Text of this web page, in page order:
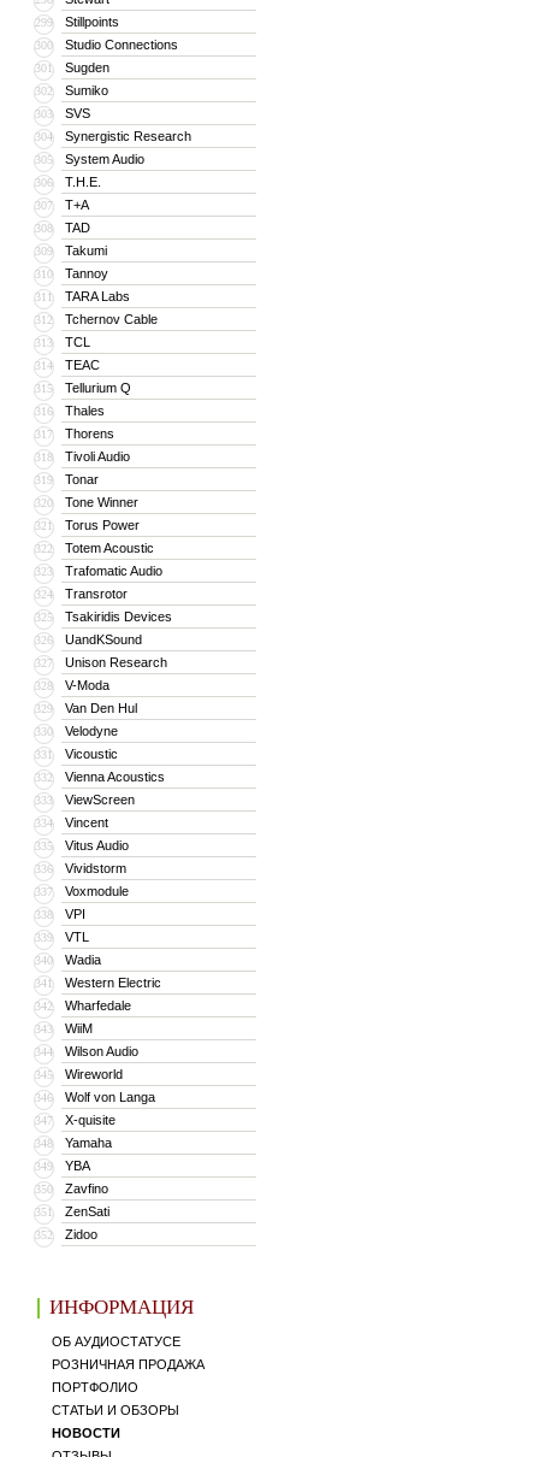
299 Stillpoints
300 Studio Connections
301 Sugden
302 Sumiko
303 SVS
304 Synergistic Research
305 System Audio
306 T.H.E.
307 T+A
308 TAD
309 Takumi
310 Tannoy
311 TARA Labs
312 Tchernov Cable
313 TCL
314 TEAC
315 Tellurium Q
316 Thales
317 Thorens
318 Tivoli Audio
319 Tonar
320 Tone Winner
321 Torus Power
322 Totem Acoustic
323 Trafomatic Audio
324 Transrotor
325 Tsakiridis Devices
326 UandKSound
327 Unison Research
328 V-Moda
329 Van Den Hul
330 Velodyne
331 Vicoustic
332 Vienna Acoustics
333 ViewScreen
334 Vincent
335 Vitus Audio
336 Vividstorm
337 Voxmodule
338 VPI
339 VTL
340 Wadia
341 Western Electric
342 Wharfedale
343 WiiM
344 Wilson Audio
345 Wireworld
346 Wolf von Langa
347 X-quisite
348 Yamaha
349 YBA
350 Zavfino
351 ZenSati
352 Zidoo
ИНФОРМАЦИЯ
ОБ АУДИОСТАТУСЕ
РОЗНИЧНАЯ ПРОДАЖА
ПОРТФОЛИО
СТАТЬИ И ОБЗОРЫ
НОВОСТИ